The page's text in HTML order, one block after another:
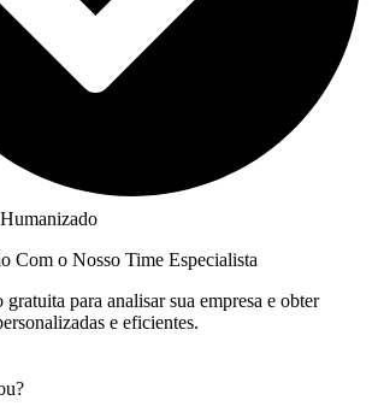
Com o Nosso Time Especialista
para analisar sua empresa e obter
e eficientes.